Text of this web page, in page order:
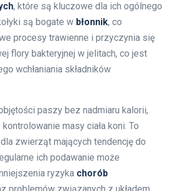
, które są kluczowe dla ich ogólnego
są bogate w błonnik, co
procesy trawienne i przyczynia się
flory bakteryjnej w jelitach, co jest
wchłaniania składników
paszy bez nadmiaru kalorii,
kontrolowanie masy ciała koni. To
zwierząt mających tendencję do
ich podawanie może
ryzyka chorób